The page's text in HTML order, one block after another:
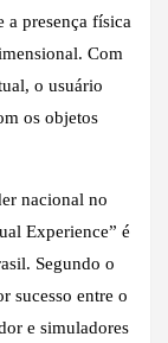
presença física
Com
o usuário
os objetos
nacional no
Experience” é
Segundo o
sucesso entre o
e simuladores